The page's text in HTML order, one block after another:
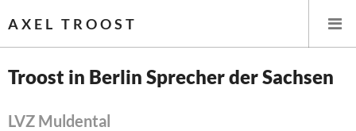
AXEL TROOST
Troost in Berlin Sprecher der Sachsen
LVZ Muldental